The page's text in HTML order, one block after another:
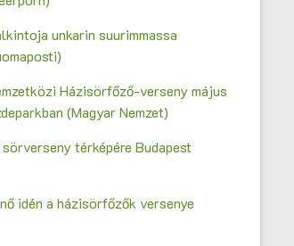
unkarin suurimmassa
Házisörfőző-verseny május
(Magyar Nemzet)
térképére Budapest
idén a házisörfőzők versenye